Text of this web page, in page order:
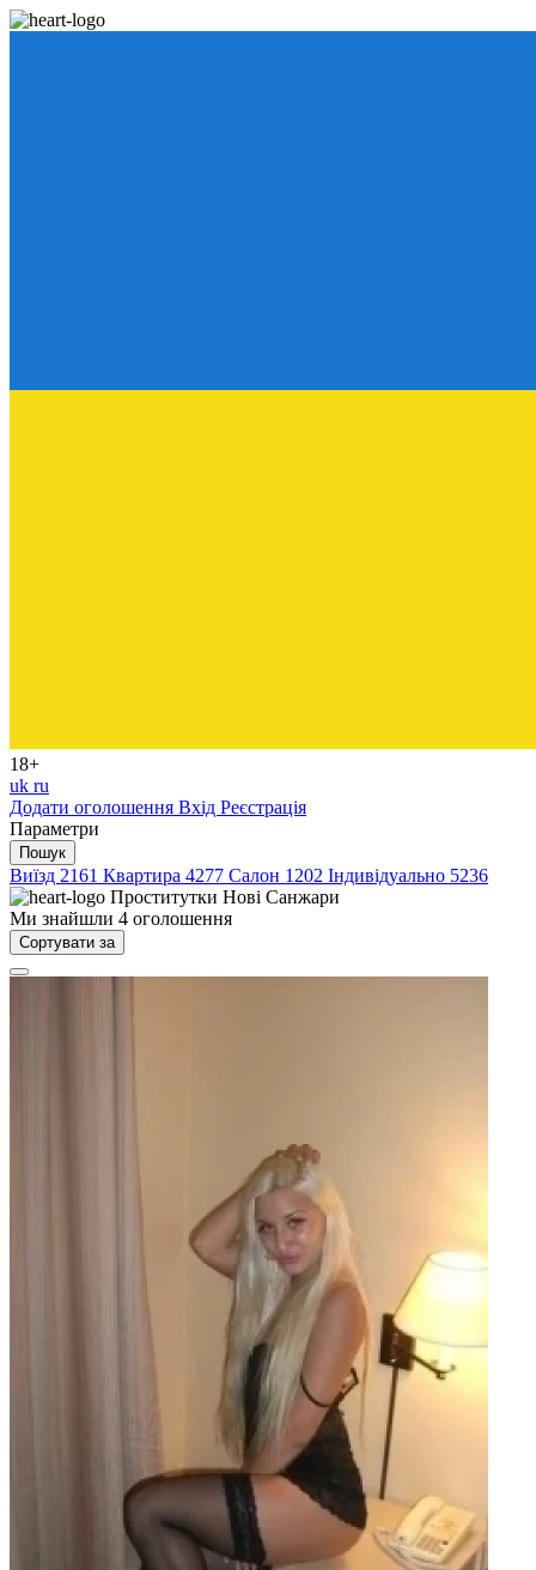
18+
uk ru
Додати оголошення Вхід Реєстрація
Параметри
Пошук
Виїзд 2161 Квартира 4277 Салон 1202 Індивідуально 5236
Проститутки Нові Санжари
Ми знайшли 4 оголошення
Сортувати за